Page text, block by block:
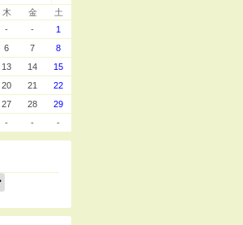
木 金
土
- -
1
6 7
8
13 14
15
20 21
22
27 28
29
- - -